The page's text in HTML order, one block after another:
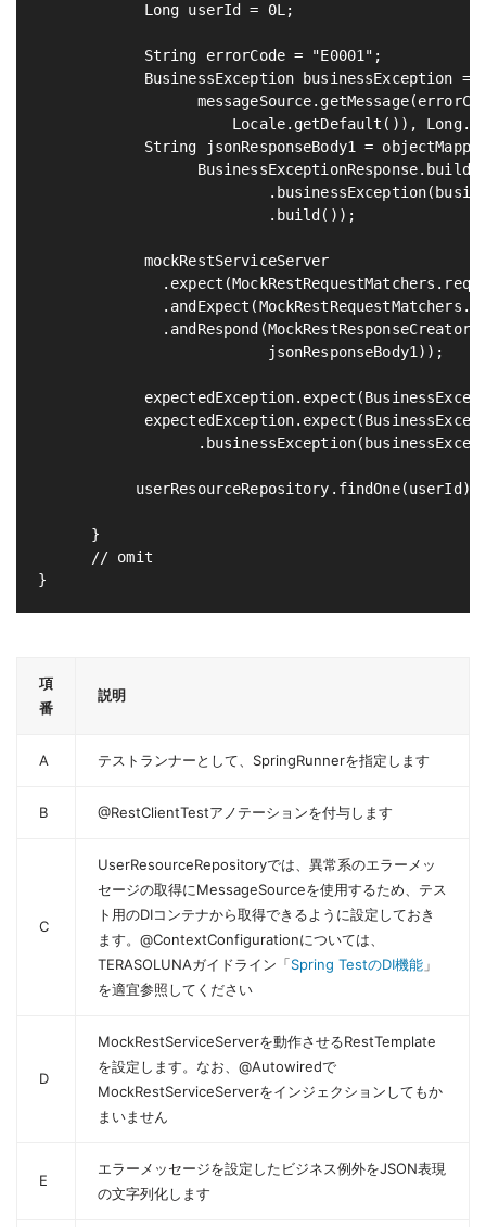
            Long userId = 0L;
            String errorCode = "E0001";
BusinessException businessException =
Locale.getDefault()),
String jsonResponseBody1 =
.build());
            mockRestServiceServer
jsonResponseBody1));
           userResourceRepository.findOne(userId);
      }
      // omit
項
番
説明
A テストランナーとして、SpringRunnerを指定します
B @RestClientTestアノテーションを付与します
C
UserResourceRepositoryでは、異常系のエラーメッ
セージの取得にMessageSourceを使用するため、テス
ト用のDIコンテナから取得できるように設定しておき
ます。@ContextConfigurationについては、
TERASOLUNAガイドライン「Spring TestのDI機能 」
を適宜参照してください
D
MockRestServiceServerを動作させるRestTemplate
を設定します。なお、@Autowiredで
MockRestServiceServerをインジェクションしてもか
まいません
E
エラーメッセージを設定したビジネス例外をJSON表現
の文字列化します